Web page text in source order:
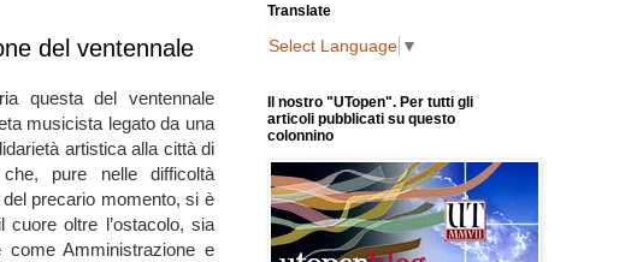
del ventennale
questa del ventennale
musicista legato da una
artistica alla città di
che, pure nelle difficoltà
precario momento, si è
oltre l’ostacolo, sia
come Amministrazione e
Translate
Select Language ▼
Il nostro "UTopen". Per tutti gli
articoli pubblicati su questo
colonnino